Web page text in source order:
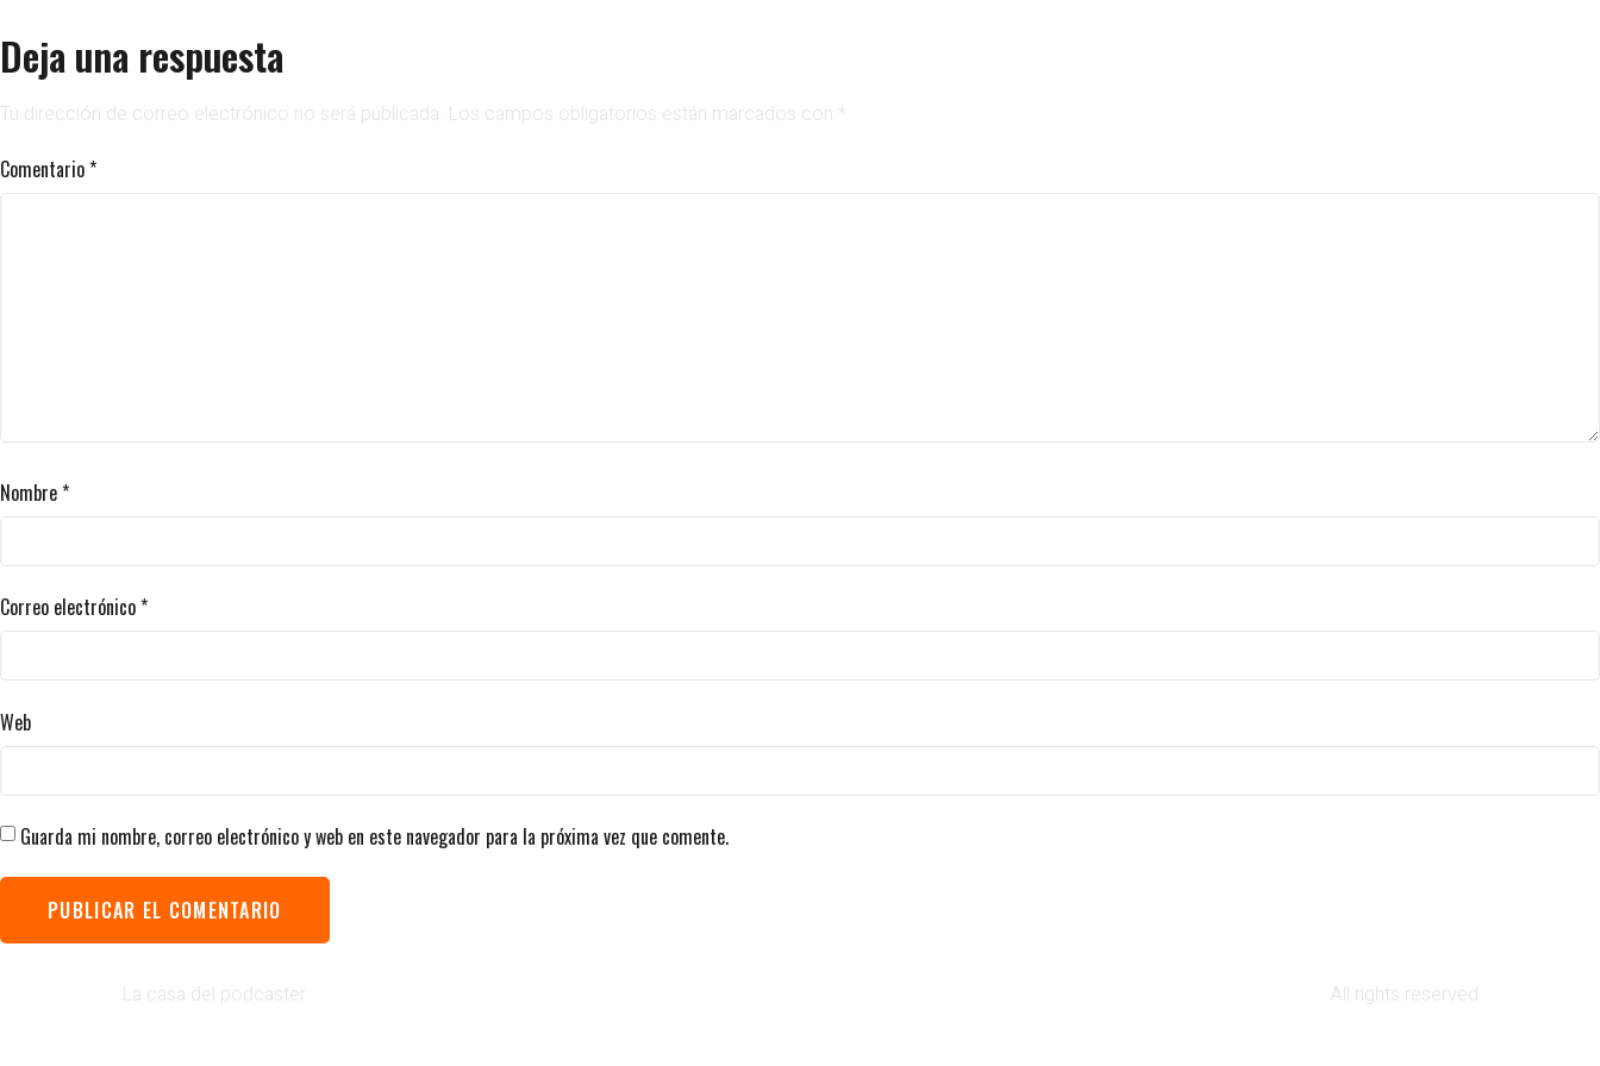
Deja una respuesta
Tu dirección de correo electrónico no será publicada. Los campos obligatorios están marcados con *
Comentario*
Nombre*
Correo electrónico*
Web
Guarda mi nombre, correo electrónico y web en este navegador para la próxima vez que comente.
La casa del podcaster All rights reserved